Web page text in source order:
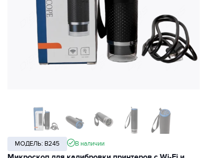
МОДЕЛЬ: B245 В наличии